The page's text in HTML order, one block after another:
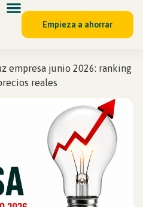
Empieza a ahorrar
empresa junio 2026: ranking
reales